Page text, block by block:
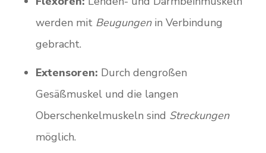
werden mit Beugungenin Verbindung
gebracht.
Extensoren: Durch dengroßen
Gesäßmuskel und die langen
Oberschenkelmuskeln sind Streckungen
möglich.